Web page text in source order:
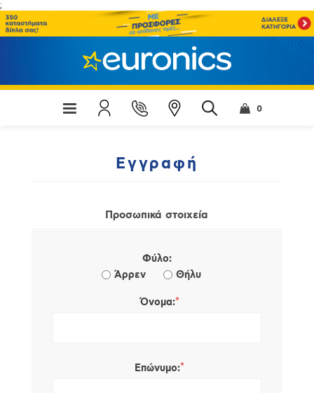
;
0
Εγγραφή
Προσωπικά στοιχεία
Φύλο:
Άρρεν
Θήλυ
Όνομα:*
Επώνυμο:*